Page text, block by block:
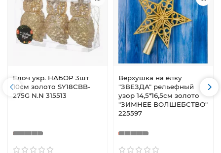
Елоч укр. НАБОР 3шт
10см золото SY18CBB-
275G N.N 315513
Верхушка на ёлку
"ЗВЕЗДА" рельефный
узор 14,5*16,5см золото
"ЗИМНЕЕ ВОЛШЕБСТВО"
225597